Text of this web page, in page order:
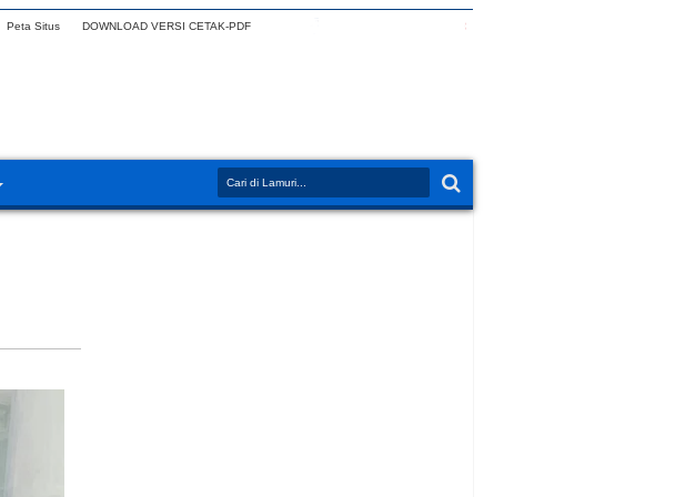
Peta Situs DOWNLOAD VERSI CETAK-PDF